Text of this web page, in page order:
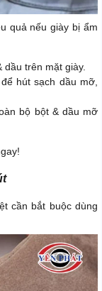
quả nếu giày bị ẩm
trên mặt giày.
hút sạch dầu mỡ,
bộ bột & dầu mỡ
cần bắt buộc dùng